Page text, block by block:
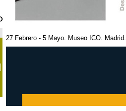
27 Febrero - 5 Mayo. Museo ICO. Madrid.